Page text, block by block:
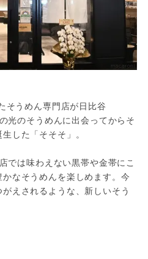
そうめん専門店が日比谷
光のそうめんに出会ってからそ
した「そそそ」。
では味わえない黒帯や金帯にこ
なそうめんを楽しめます。今
えされるような、新しいそう